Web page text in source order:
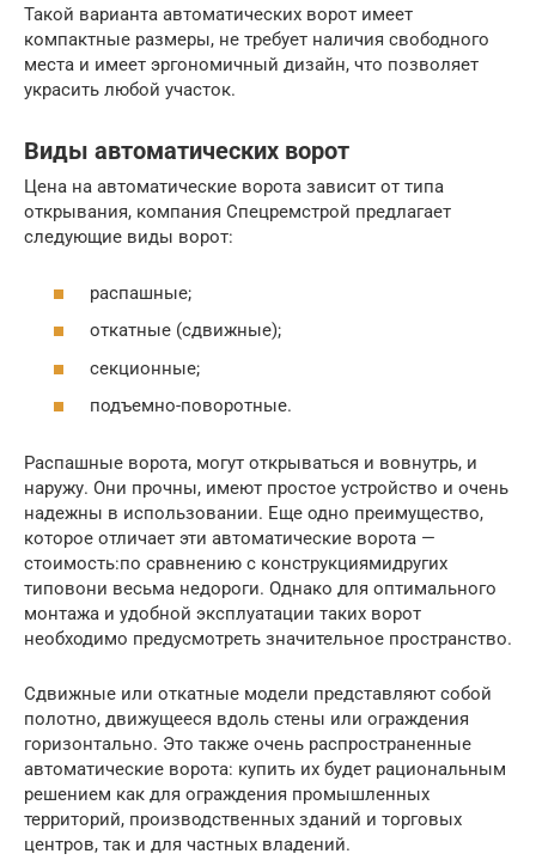
Такой варианта автоматических ворот имеет
компактные размеры, не требует наличия свободного
места и имеет эргономичный дизайн, что позволяет
украсить любой участок.
Виды автоматических ворот
Цена на автоматические ворота зависит от типа
открывания, компания Спецремстрой предлагает
следующие виды ворот:
распашные;
откатные (сдвижные);
секционные;
подъемно-поворотные.
Распашные ворота, могут открываться и вовнутрь, и
наружу. Они прочны, имеют простое устройство и очень
надежны в использовании. Еще одно преимущество,
которое отличает эти автоматические ворота —
стоимость:по сравнению с конструкциямидругих
типовони весьма недороги. Однако для оптимального
монтажа и удобной эксплуатации таких ворот
необходимо предусмотреть значительное пространство.
Сдвижные или откатные модели представляют собой
полотно, движущееся вдоль стены или ограждения
горизонтально. Это также очень распространенные
автоматические ворота: купить их будет рациональным
решением как для ограждения промышленных
территорий, производственных зданий и торговых
центров, так и для частных владений.